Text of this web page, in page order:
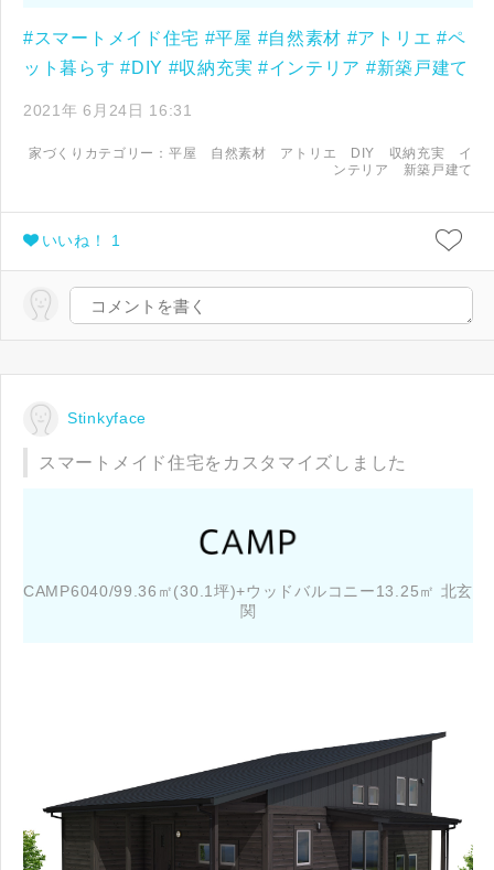
#スマートメイド住宅 #平屋 #自然素材 #アトリエ #ペ
ット暮らす #DIY #収納充実 #インテリア #新築戸建て
2021年 6月24日 16:31
家づくりカテゴリー： 平屋 自然素材 アトリエ DIY 収納充実
イ
ンテリア
新築戸建て
いいね！ 1
Stinkyface
スマートメイド住宅をカスタマイズしました
CAMP6040/99.36㎡(30.1坪)+ウッドバルコニー13.25㎡ 北玄
関